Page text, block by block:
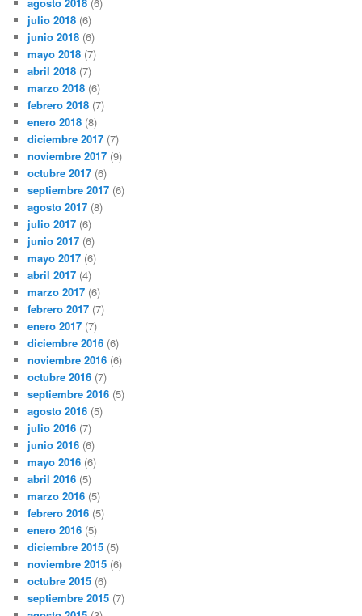
julio 2018 (6)
junio 2018 (6)
mayo 2018 (7)
abril 2018 (7)
marzo 2018 (6)
febrero 2018 (7)
enero 2018 (8)
diciembre 2017 (7)
noviembre 2017 (9)
octubre 2017 (6)
septiembre 2017 (6)
agosto 2017 (8)
julio 2017 (6)
junio 2017 (6)
mayo 2017 (6)
abril 2017 (4)
marzo 2017 (6)
febrero 2017 (7)
enero 2017 (7)
diciembre 2016 (6)
noviembre 2016 (6)
octubre 2016 (7)
septiembre 2016 (5)
agosto 2016 (5)
julio 2016 (7)
junio 2016 (6)
mayo 2016 (6)
abril 2016 (5)
marzo 2016 (5)
febrero 2016 (5)
enero 2016 (5)
diciembre 2015 (5)
noviembre 2015 (6)
octubre 2015 (6)
septiembre 2015 (7)